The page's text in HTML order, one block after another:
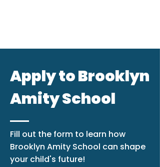
Apply to Brooklyn
Amity School
Fill out the form to learn how
Brooklyn Amity School can shape
your child's future!